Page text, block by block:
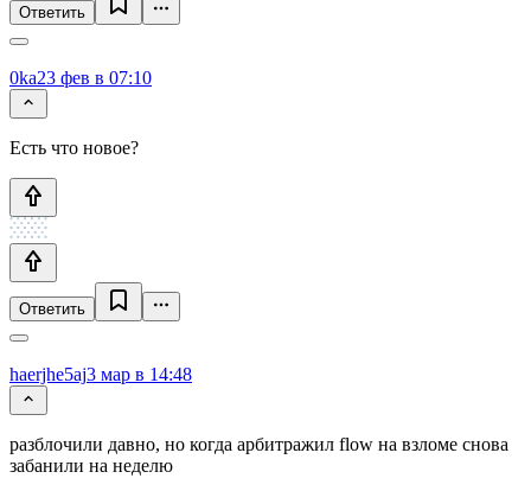
Ответить
0ka23 фев в 07:10
Есть что новое?
Ответить
haerjhe5aj3 мар в 14:48
разблочили давно, но когда арбитражил flow на взломе снова
забанили на неделю